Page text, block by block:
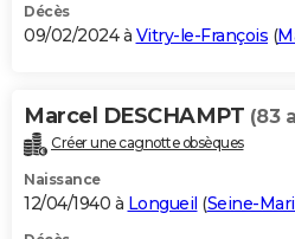
S'inscrire
Se connecter
Lycées
Collèges
Primaires
Universités
Entreprises
Service militaire
Avis de recherche
AVIS DE DÉCÈS
Bricolage
Lifestyle
Culture
Sport
Auto
Television
Voyage
Cinema
Décès
09/02/2024 à Vitry-le-François (
Marcel DESCHAMPT (83
Créer une cagnotte obsèques
Naissance
12/04/1940 à Longueil (Seine-